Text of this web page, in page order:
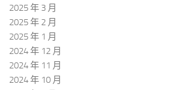
2025 年 3 月
2025 年 2 月
2025 年 1 月
2024 年 12 月
2024 年 11 月
2024 年 10 月